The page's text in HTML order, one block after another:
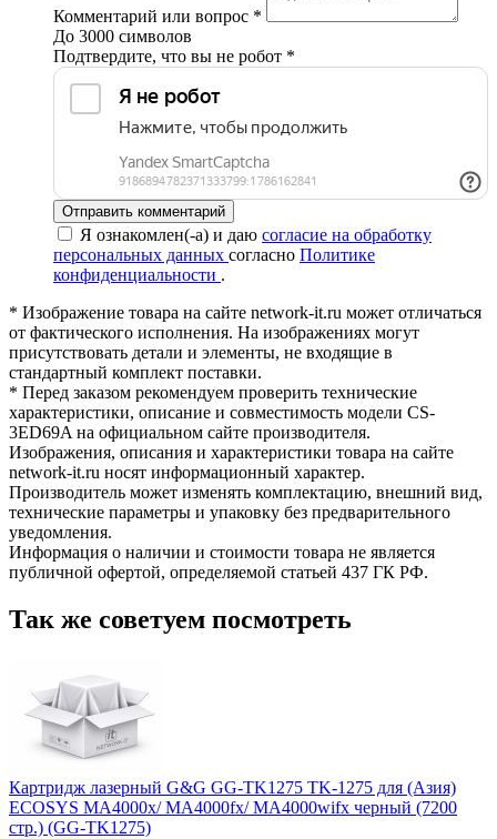
Комментарий или вопрос *
До 3000 символов
Подтвердите, что вы не робот *
Отправить комментарий
Я ознакомлен(-а) и даю согласие на обработку
персональных данных согласно Политике
конфиденциальности .
* Изображение товара на сайте network-it.ru может отличаться
от фактического исполнения. На изображениях могут
присутствовать детали и элементы, не входящие в
стандартный комплект поставки.
* Перед заказом рекомендуем проверить технические
характеристики, описание и совместимость модели CS-
3ED69A на официальном сайте производителя.
Изображения, описания и характеристики товара на сайте
network-it.ru носят информационный характер.
Производитель может изменять комплектацию, внешний вид,
технические параметры и упаковку без предварительного
уведомления.
Информация о наличии и стоимости товара не является
публичной офертой, определяемой статьей 437 ГК РФ.
Так же советуем посмотреть
Картридж лазерный G&G GG-TK1275 TK-1275 для (Азия)
ECOSYS MA4000x/ MA4000fx/ MA4000wifx черный (7200
стр.) (GG-TK1275)